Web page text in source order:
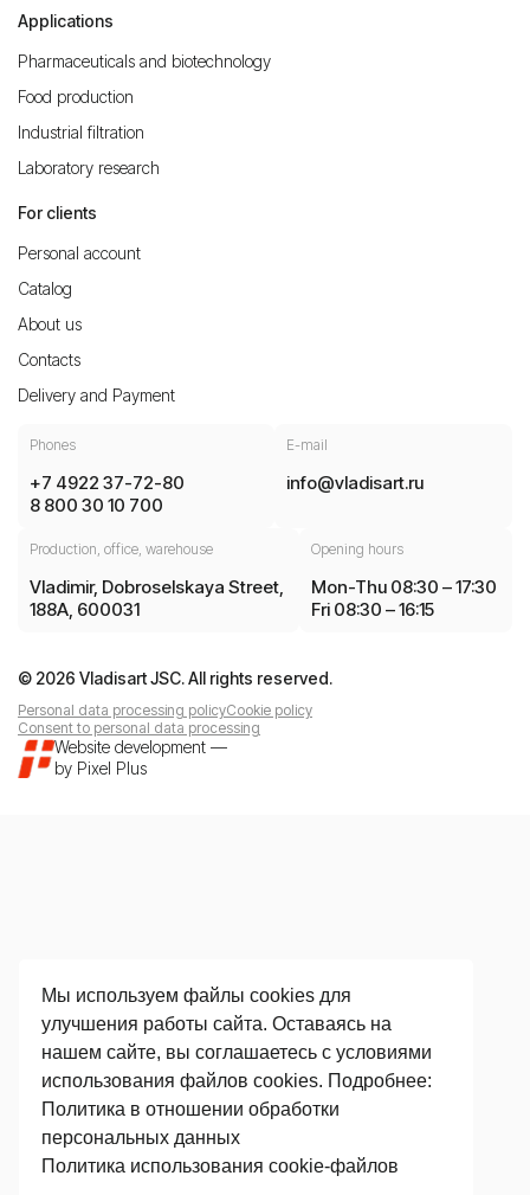
Applications
Pharmaceuticals and biotechnology
Food production
Industrial filtration
Laboratory research
For clients
Personal account
Catalog
About us
Contacts
Delivery and Payment
Phones
+7 4922 37-72-80
8 800 30 10 700
E-mail
info@vladisart.ru
Production, office, warehouse
Vladimir, Dobroselskaya Street,
188A, 600031
Opening hours
Mon-Thu 08:30 – 17:30
Fri 08:30 – 16:15
© 2026 Vladisart JSC. All rights reserved.
Personal data processing policyCookie policy
Consent to personal data processing
Website development —
by Pixel Plus
Мы используем файлы cookies для
улучшения работы сайта. Оставаясь на
нашем сайте, вы соглашаетесь с условиями
использования файлов cookies. Подробнее:
Политика в отношении обработки
персональных данных
Политика использования сookie-файлов